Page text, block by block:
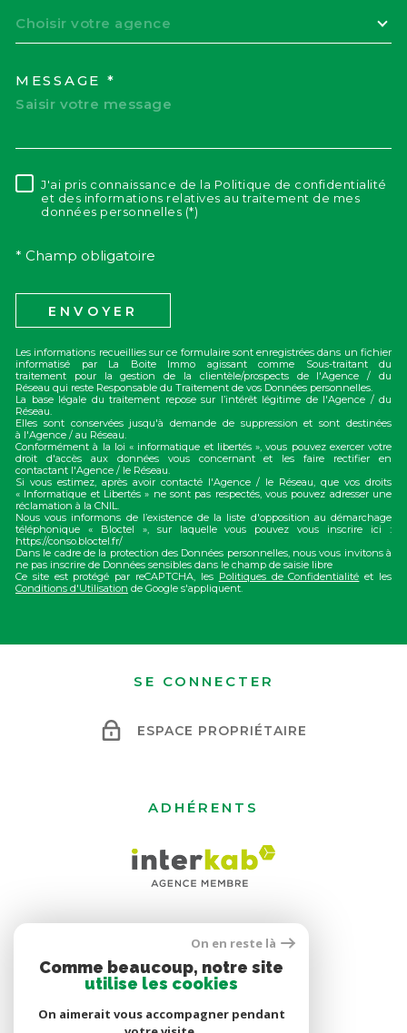
Choisir votre agence
MESSAGE *
RÈGLEMENTATION
J'ai pris connaissance de la Politique de confidentialité
et des informations relatives au traitement de mes
données personnelles (*)
* Champ obligatoire
ENVOYER
Les informations recueillies sur ce formulaire sont enregistrées dans un fichier
informatisé par La Boite Immo agissant comme Sous-traitant du
traitement pour la gestion de la clientèle/prospects de l'Agence / du
Réseau qui reste Responsable du Traitement de vos Données personnelles.
La base légale du traitement repose sur l’intérêt légitime de l'Agence / du
Réseau.
Elles sont conservées jusqu'à demande de suppression et sont destinées
à l'Agence / au Réseau.
Conformément à la loi « informatique et libertés », vous pouvez exercer votre
droit d'accès aux données vous concernant et les faire rectifier en
contactant l'Agence / le Réseau.
Si vous estimez, après avoir contacté l'Agence / le Réseau, que vos droits
« Informatique et Libertés » ne sont pas respectés, vous pouvez adresser une
réclamation à la CNIL.
Nous vous informons de l’existence de la liste d'opposition au démarchage
téléphonique « Bloctel », sur laquelle vous pouvez vous inscrire ici :
https://conso.bloctel.fr/
Dans le cadre de la protection des Données personnelles, nous vous invitons à
ne pas inscrire de Données sensibles dans le champ de saisie libre
Ce site est protégé par reCAPTCHA, les Politiques de Confidentialité et les
Conditions d'Utilisation de Google s'appliquent.
SE CONNECTER
ESPACE PROPRIÉTAIRE
ADHÉRENTS
On en reste là
Comme beaucoup, notre site
utilise les cookies
On aimerait vous accompagner pendant